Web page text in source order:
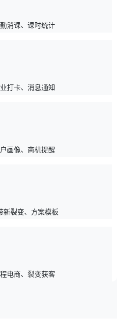
消课、课时统计
打卡、消息通知
画像、商机提醒
新裂变、方案模板
电商、裂变获客